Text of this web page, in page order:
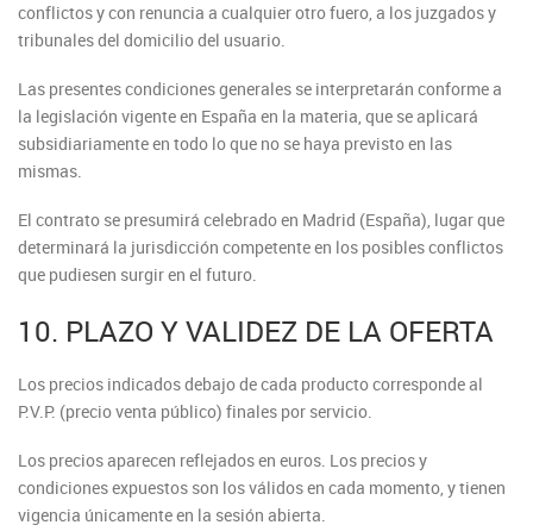
conflictos y con renuncia a cualquier otro fuero, a los juzgados y
tribunales del domicilio del usuario.
Las presentes condiciones generales se interpretarán conforme a
la legislación vigente en España en la materia, que se aplicará
subsidiariamente en todo lo que no se haya previsto en las
mismas.
El contrato se presumirá celebrado en Madrid (España), lugar que
determinará la jurisdicción competente en los posibles conflictos
que pudiesen surgir en el futuro.
10. PLAZO Y VALIDEZ DE LA OFERTA
Los precios indicados debajo de cada producto corresponde al
P.V.P. (precio venta público) finales por servicio.
Los precios aparecen reflejados en euros. Los precios y
condiciones expuestos son los válidos en cada momento, y tienen
vigencia únicamente en la sesión abierta.